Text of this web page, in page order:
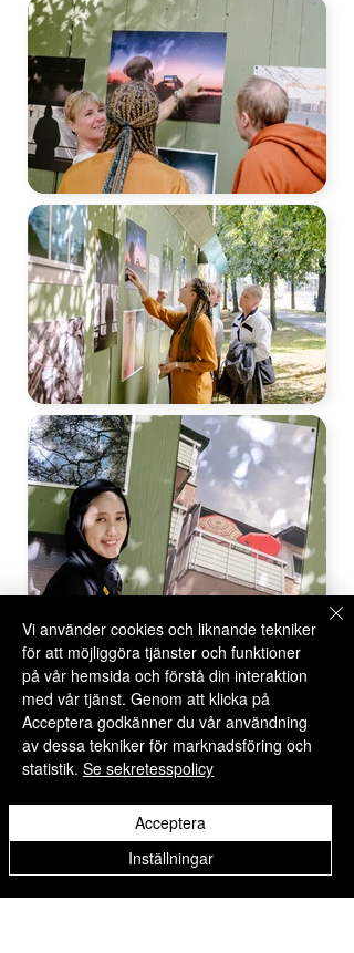
Vi använder cookies och liknande tekniker
för att möjliggöra tjänster och funktioner
på vår hemsida och förstå din interaktion
med vår tjänst. Genom att klicka på
Acceptera godkänner du vår användning
av dessa tekniker för marknadsföring och
statistik. Se sekretesspolicy
Inställningar
Acceptera